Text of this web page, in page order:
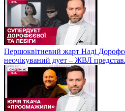
Першоквітневий жарт Наді
неочікуваний дует – ЖВЛ